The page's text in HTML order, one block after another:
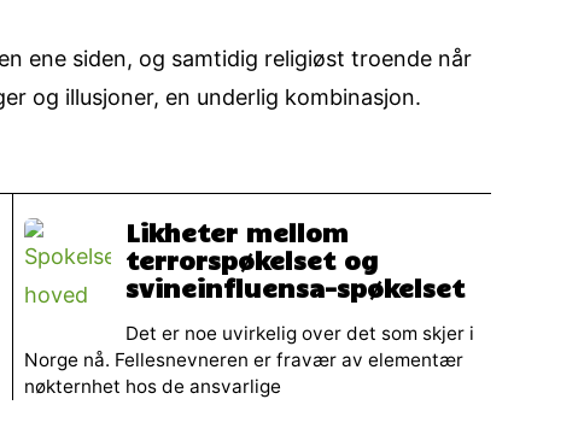
ene siden, og samtidig religiøst troende når
og illusjoner, en underlig kombinasjon.
Likheter mellom
terrorspøkelset og
svineinfluensa-spøkelset
Det er noe uvirkelig over det som skjer i
Norge nå. Fellesnevneren er fravær av elementær
nøkternhet hos de ansvarlige